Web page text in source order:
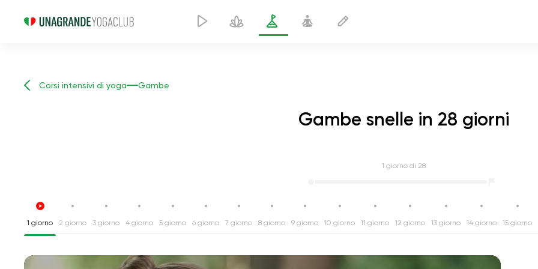
Corsi intensivi di yoga Gambe
Gambe snelle in 28 giorni
1 giorno di 28
1 giorno 2 giorno 3 giorno 4 giorno 5 giorno 6 giorno 7 giorno 8 giorno 9 giorno 10 giorno 11 giorno 12 giorno 13 giorno 14 giorno 15 giorno